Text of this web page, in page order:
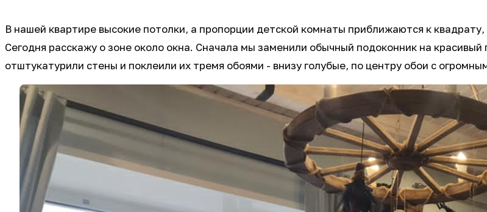
В нашей квартире высокие потолки, а пропорции детской комнаты приближаются к
Сегодня расскажу о зоне около окна. Сначала мы заменили обычный подоконник на
отштукатурили стены и поклеили их тремя обоями - внизу голубые, по центру обои с